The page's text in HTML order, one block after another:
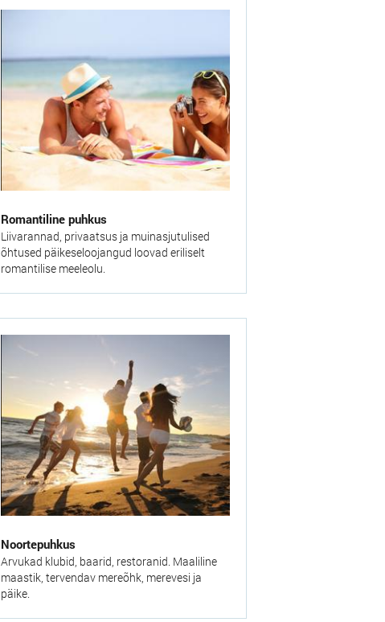
Romantiline puhkus
Liivarannad, privaatsus ja muinasjutulised
õhtused päikeseloojangud loovad eriliselt
romantilise meeleolu.
Noortepuhkus
Arvukad klubid, baarid, restoranid. Maaliline
maastik, tervendav mereõhk, merevesi ja
päike.